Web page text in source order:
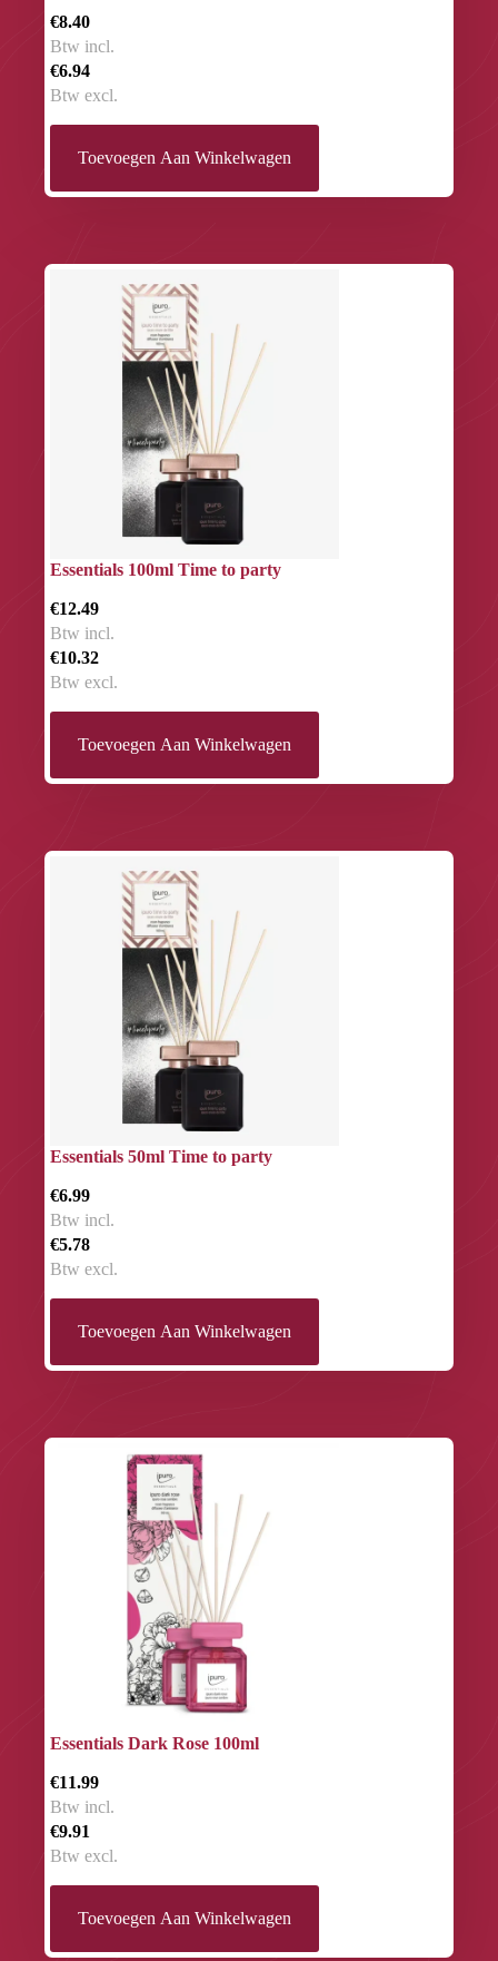
€8.40
Btw incl.
€6.94
Btw excl.
Toevoegen Aan Winkelwagen
Essentials 100ml Time to party
€12.49
Btw incl.
€10.32
Btw excl.
Toevoegen Aan Winkelwagen
Essentials 50ml Time to party
€6.99
Btw incl.
€5.78
Btw excl.
Toevoegen Aan Winkelwagen
Essentials Dark Rose 100ml
€11.99
Btw incl.
€9.91
Btw excl.
Toevoegen Aan Winkelwagen